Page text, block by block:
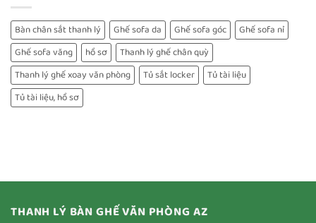
Bàn chân sắt thanh lý Ghế sofa da Ghế sofa góc
Ghế sofa nỉ
Ghế sofa văng
hồ sơ
Thanh lý ghế chân quỳ
Thanh lý ghế xoay văn phòng
Tủ sắt locker
Tủ tài liệu
Tủ tài liệu, hồ sơ
THANH LÝ BÀN GHẾ VĂN PHÒNG AZ